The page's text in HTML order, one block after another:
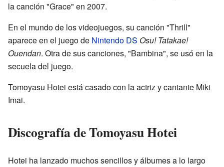
la canción "Grace" en 2007.
En el mundo de los videojuegos, su canción "Thrill"
aparece en el juego de Nintendo DS Osu! Tatakae!
Ouendan. Otra de sus canciones, "Bambina", se usó en la
secuela del juego.
Tomoyasu Hotei está casado con la actriz y cantante Miki
Imai.
Discografía de Tomoyasu Hotei
Hotei ha lanzado muchos sencillos y álbumes a lo largo